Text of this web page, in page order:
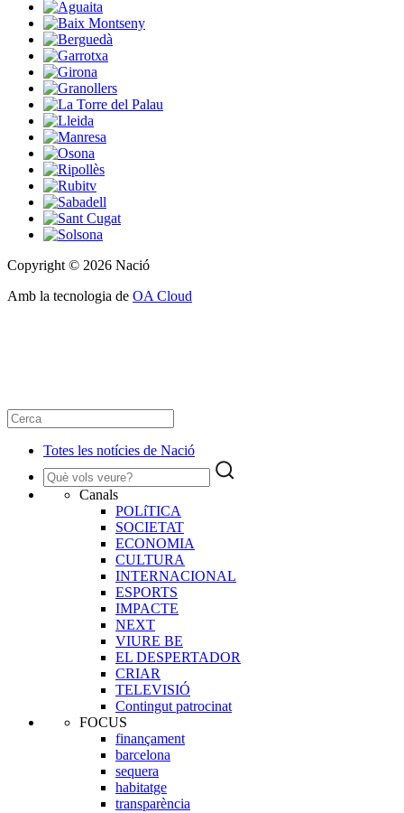
Copyright © 2026 Nació
Amb la tecnologia de OA Cloud
Totes les notícies de Nació
Canals
POLíTICA
SOCIETAT
ECONOMIA
CULTURA
INTERNACIONAL
ESPORTS
IMPACTE
NEXT
VIURE BE
EL DESPERTADOR
CRIAR
TELEVISIÓ
Contingut patrocinat
FOCUS
finançament
barcelona
sequera
habitatge
transparència